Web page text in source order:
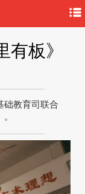
板》
础教育司联合